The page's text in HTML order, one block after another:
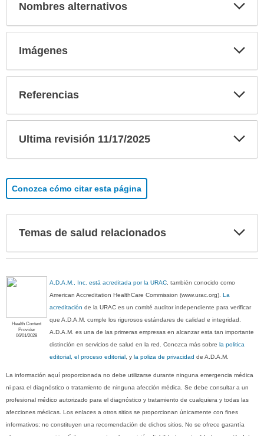
Nombres alternativos
Imágenes
Referencias
Ultima revisión 11/17/2025
Conozca cómo citar esta página
Temas de salud relacionados
Health Content
Provider
06/01/2028
A.D.A.M., Inc. está acreditada por la URAC, también conocido como
American Accreditation HealthCare Commission (www.urac.org). La
acreditación de la URAC es un comité auditor independiente para verificar
que A.D.A.M. cumple los rigurosos estándares de calidad e integridad.
A.D.A.M. es una de las primeras empresas en alcanzar esta tan importante
distinción en servicios de salud en la red. Conozca más sobre la politica
editorial, el proceso editorial , y la poliza de privacidad de A.D.A.M.
La información aquí proporcionada no debe utilizarse durante ninguna emergencia médica
ni para el diagnóstico o tratamiento de ninguna afección médica. Se debe consultar a un
profesional médico autorizado para el diagnóstico y tratamiento de cualquiera y todas las
afecciones médicas. Los enlaces a otros sitios se proporcionan únicamente con fines
informativos; no constituyen una recomendación de dichos sitios. No se ofrece garantía